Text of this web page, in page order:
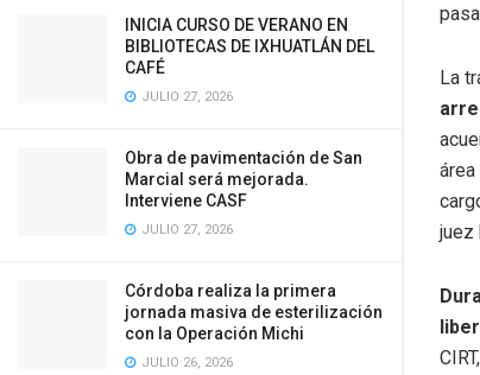
INICIA CURSO DE VERANO EN
BIBLIOTECAS DE IXHUATLÁN DEL
CAFÉ
JULIO 27, 2026
Obra de pavimentación de San
Marcial será mejorada.
Interviene CASF
JULIO 27, 2026
Córdoba realiza la primera
jornada masiva de esterilización
con la Operación Michi
JULIO 26, 2026
La
juez